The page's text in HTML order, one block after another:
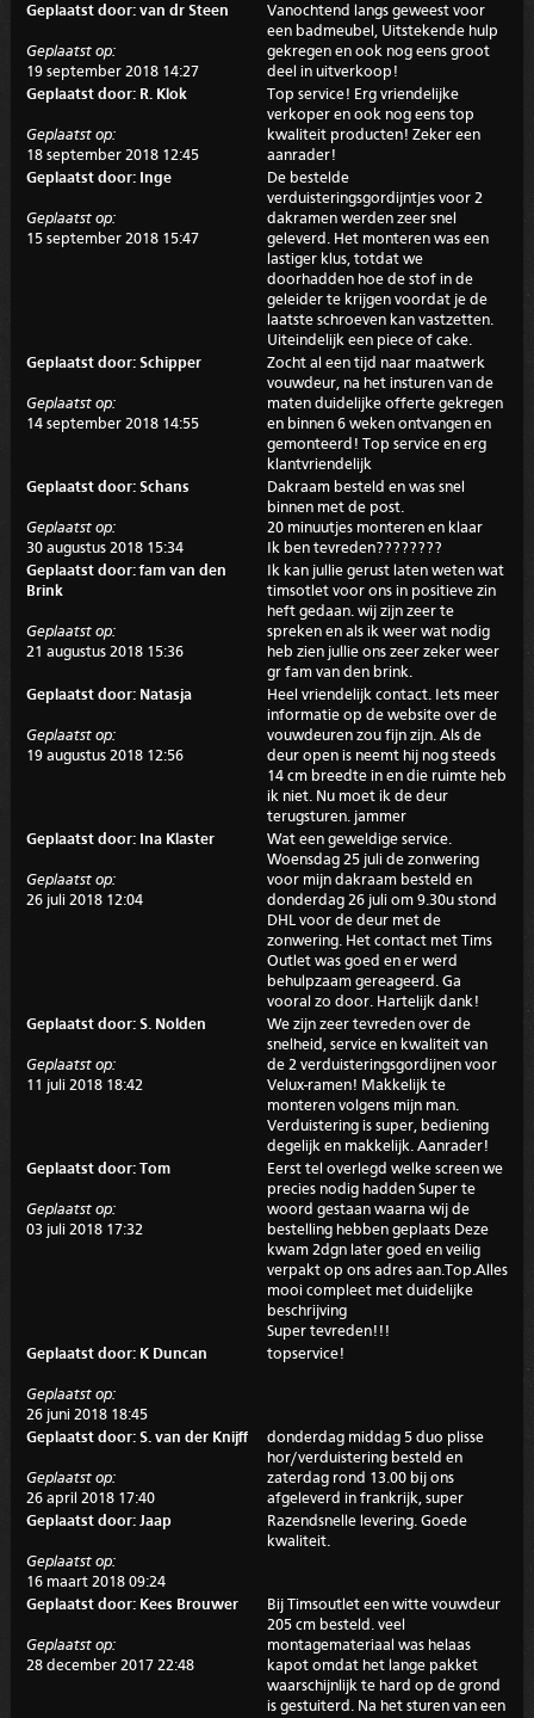
Geplaatst door: van dr Steen
Geplaatst op:
19 september 2018 14:27
Vanochtend langs geweest voor
een badmeubel, Uitstekende hulp
gekregen en ook nog eens groot
deel in uitverkoop!
Geplaatst door: R. Klok
Geplaatst op:
18 september 2018 12:45
Top service! Erg vriendelijke
verkoper en ook nog eens top
kwaliteit producten! Zeker een
aanrader!
Geplaatst door: Inge
Geplaatst op:
15 september 2018 15:47
De bestelde
verduisteringsgordijntjes voor 2
dakramen werden zeer snel
geleverd. Het monteren was een
lastiger klus, totdat we
doorhadden hoe de stof in de
geleider te krijgen voordat je de
laatste schroeven kan vastzetten.
Uiteindelijk een piece of cake.
Geplaatst door: Schipper
Geplaatst op:
14 september 2018 14:55
Zocht al een tijd naar maatwerk
vouwdeur, na het insturen van de
maten duidelijke offerte gekregen
en binnen 6 weken ontvangen en
gemonteerd! Top service en erg
klantvriendelijk
Geplaatst door: Schans
Geplaatst op:
30 augustus 2018 15:34
Dakraam besteld en was snel
binnen met de post.
20 minuutjes monteren en klaar
Ik ben tevreden????????
Geplaatst door: fam van den
Brink
Geplaatst op:
21 augustus 2018 15:36
Ik kan jullie gerust laten weten wat
timsotlet voor ons in positieve zin
heft gedaan. wij zijn zeer te
spreken en als ik weer wat nodig
heb zien jullie ons zeer zeker weer
gr fam van den brink.
Geplaatst door: Natasja
Geplaatst op:
19 augustus 2018 12:56
Heel vriendelijk contact. Iets meer
informatie op de website over de
vouwdeuren zou fijn zijn. Als de
deur open is neemt hij nog steeds
14 cm breedte in en die ruimte heb
ik niet. Nu moet ik de deur
terugsturen. jammer
Geplaatst door: Ina Klaster
Geplaatst op:
26 juli 2018 12:04
Wat een geweldige service.
Woensdag 25 juli de zonwering
voor mijn dakraam besteld en
donderdag 26 juli om 9.30u stond
DHL voor de deur met de
zonwering. Het contact met Tims
Outlet was goed en er werd
behulpzaam gereageerd. Ga
vooral zo door. Hartelijk dank!
Geplaatst door: S. Nolden
Geplaatst op:
11 juli 2018 18:42
We zijn zeer tevreden over de
snelheid, service en kwaliteit van
de 2 verduisteringsgordijnen voor
Velux-ramen! Makkelijk te
monteren volgens mijn man.
Verduistering is super, bediening
degelijk en makkelijk. Aanrader!
Geplaatst door: Tom
Geplaatst op:
03 juli 2018 17:32
Eerst tel overlegd welke screen we
precies nodig hadden Super te
woord gestaan waarna wij de
bestelling hebben geplaats Deze
kwam 2dgn later goed en veilig
verpakt op ons adres aan.Top.Alles
mooi compleet met duidelijke
beschrijving
Super tevreden!!!
Geplaatst door: K Duncan
Geplaatst op:
26 juni 2018 18:45
topservice!
Geplaatst door: S. van der Knijff
Geplaatst op:
26 april 2018 17:40
donderdag middag 5 duo plisse
hor/verduistering besteld en
zaterdag rond 13.00 bij ons
afgeleverd in frankrijk, super
Geplaatst door: Jaap
Geplaatst op:
16 maart 2018 09:24
Razendsnelle levering. Goede
kwaliteit.
Geplaatst door: Kees Brouwer
Geplaatst op:
28 december 2017 22:48
Bij Timsoutlet een witte vouwdeur
205 cm besteld. veel
montagemateriaal was helaas
kapot omdat het lange pakket
waarschijnlijk te hard op de grond
is gestuiterd. Na het sturen van een